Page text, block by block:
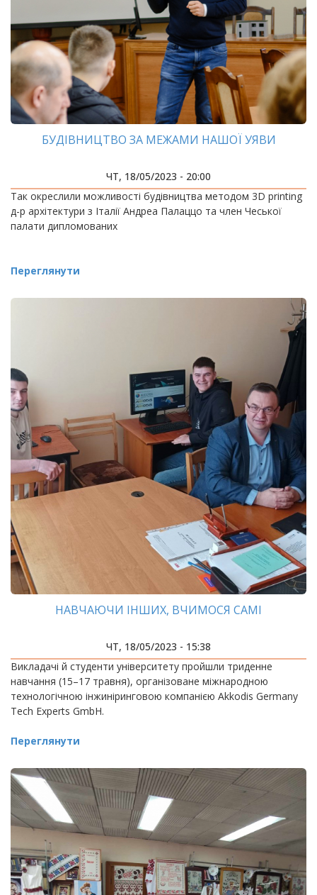
БУДІВНИЦТВО ЗА МЕЖАМИ НАШОЇ УЯВИ
ЧТ, 18/05/2023 - 20:00
Так окреслили можливості будівництва методом 3D printing
д-р архітектури з Італії Андреа Палаццо та член Чеської
палати дипломованих
Переглянути
НАВЧАЮЧИ ІНШИХ, ВЧИМОСЯ САМІ
ЧТ, 18/05/2023 - 15:38
Викладачі й студенти університету пройшли триденне
навчання (15–17 травня), організоване міжнародною
технологічною інжиніринговою компанією Akkodis Germany
Tech Experts GmbH.
Переглянути